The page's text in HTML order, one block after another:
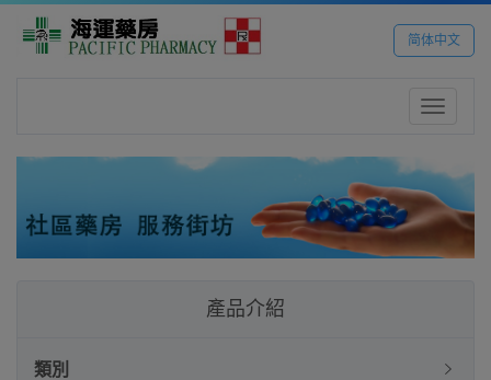
简体中文
Toggle
產品介紹
類別